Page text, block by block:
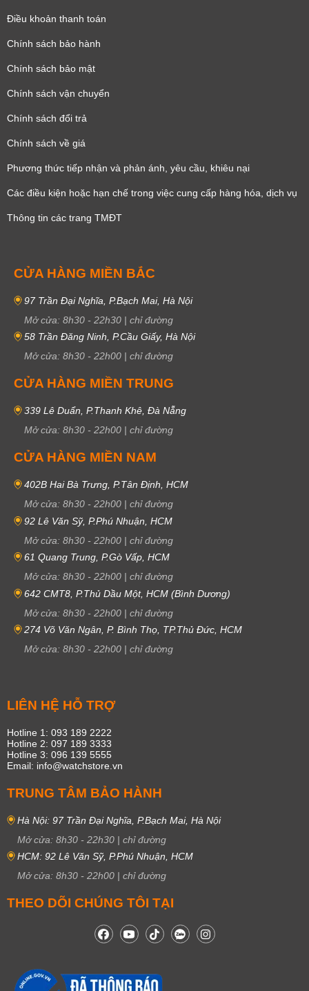
Điều khoản thanh toán
Chính sách bảo hành
Chính sách bảo mật
Chính sách vận chuyển
Chính sách đổi trả
Chính sách về giá
Phương thức tiếp nhận và phản ánh, yêu cầu, khiêu nại
Các điều kiện hoặc hạn chế trong việc cung cấp hàng hóa, dịch vụ
Thông tin các trang TMĐT
CỬA HÀNG MIỀN BẮC
97 Trần Đại Nghĩa, P.Bạch Mai, Hà Nội
Mở cửa: 8h30 - 22h30 | chỉ đường
58 Trần Đăng Ninh, P.Cầu Giấy, Hà Nội
Mở cửa: 8h30 - 22h00 | chỉ đường
CỬA HÀNG MIỀN TRUNG
339 Lê Duẩn, P.Thanh Khê, Đà Nẵng
Mở cửa: 8h30 - 22h00 | chỉ đường
CỬA HÀNG MIỀN NAM
402B Hai Bà Trưng, P.Tân Định, HCM
Mở cửa: 8h30 - 22h00 | chỉ đường
92 Lê Văn Sỹ, P.Phú Nhuận, HCM
Mở cửa: 8h30 - 22h00 | chỉ đường
61 Quang Trung, P.Gò Vấp, HCM
Mở cửa: 8h30 - 22h00 | chỉ đường
642 CMT8, P.Thủ Dầu Một, HCM (Bình Dương)
Mở cửa: 8h30 - 22h00 | chỉ đường
274 Võ Văn Ngân, P. Bình Thọ, TP.Thủ Đức, HCM
Mở cửa: 8h30 - 22h00 | chỉ đường
LIÊN HỆ HỖ TRỢ
Hotline 1: 093 189 2222
Hotline 2: 097 189 3333
Hotline 3: 096 139 5555
Email: info@watchstore.vn
TRUNG TÂM BẢO HÀNH
Hà Nội: 97 Trần Đại Nghĩa, P.Bạch Mai, Hà Nội
Mở cửa: 8h30 - 22h30 | chỉ đường
HCM: 92 Lê Văn Sỹ, P.Phú Nhuận, HCM
Mở cửa: 8h30 - 22h00 | chỉ đường
THEO DÕI CHÚNG TÔI TẠI